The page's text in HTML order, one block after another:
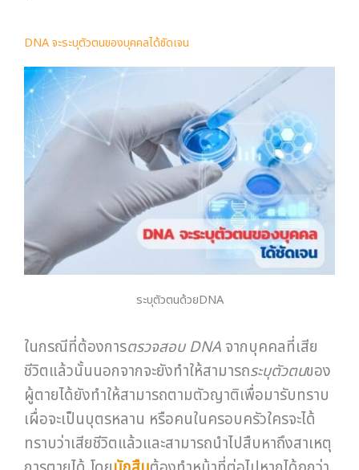
DNA จะระบุตัวตนของบุคคลได้ชัดเจน
ระบุตัวตนด้วยDNA
ในกรณีที่ต้องการตรวจสอบ DNA จากบุคคลที่เสีย
ชีวิตแล้วนั้นนอกจากจะยังทำให้สามารถระบุตัวตนของ
ผู้ตายได้ยังทำให้สามารถตามตัวญาติเพื่อมารับทราบ
เผื่อจะเป็นบุตรหลาน หรือคนในครอบครัวใครจะได้
ทราบว่าเสียชีวิตแล้วและสามารถนำไปสืบหาถึงสาเหตุ